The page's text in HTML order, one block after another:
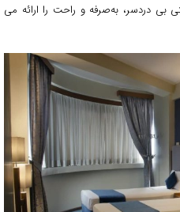
بی‌ دردسر، به‌صرفه و راحت را ارائه می‌